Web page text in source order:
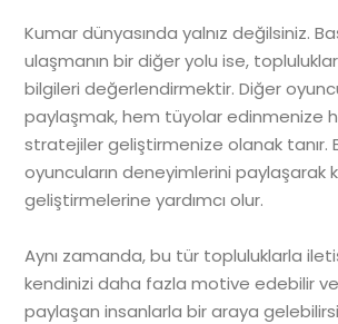
Kumar dünyasında yalnız değilsiniz.
ulaşmanın bir diğer yolu ise,
bilgileri değerlendirmektir. Diğer
paylaşmak, hem tüyolar edinmenize
stratejiler geliştirmenize olanak tanır.
oyuncuların deneyimlerini paylaşarak
geliştirmelerine yardımcı olur.
Aynı zamanda, bu tür topluluklarla
kendinizi daha fazla motive edebilir
paylaşan insanlarla bir araya